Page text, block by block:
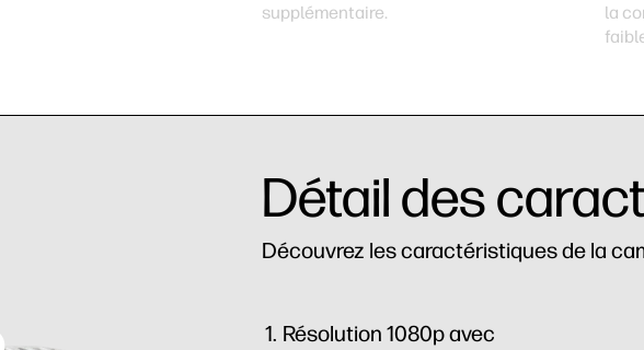
supplémentaire.
la
Détail des
Découvrez les caractéristiques de la
Résolution 1080p avec